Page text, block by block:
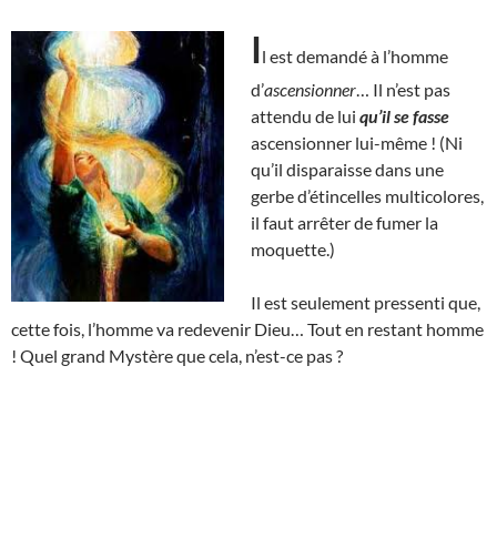
Il est demandé à l’homme
d’ascensionner … Il n’est pas
attendu de lui qu’il se fasse
ascensionner lui-même ! (Ni
qu’il disparaisse dans une
gerbe d’étincelles multicolores,
il faut arrêter de fumer la
moquette.)
Il est seulement pressenti que,
cette fois, l’homme va redevenir Dieu… Tout en restant homme
! Quel grand Mystère que cela, n’est-ce pas ?